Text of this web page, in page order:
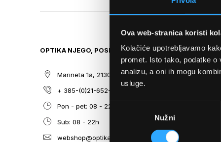
Ova web-stranica koristi
Kolačiće upotrebljavamo
promet. Isto tako, podatke
analizu, a oni ih mogu
usluge.
Odabir
Nužni
THE
THE
GALLERY
OPTIKA NJEGO, POSLOVNICA 1
Marineta 1a, 21300 Makarska
+ 385-(0)21-652-102
Pon - pet: 08 - 22h,
Sub: 08 - 22h
webshop@optikanjego.hr
SITEMAP
O nama
Optika